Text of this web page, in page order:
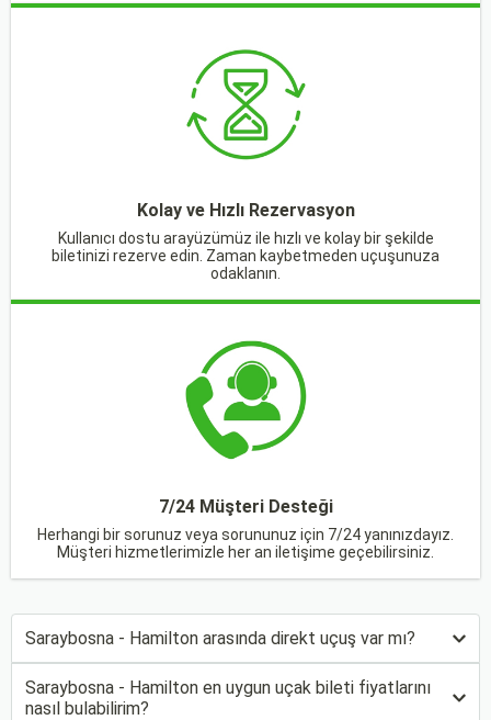
Kolay ve Hızlı Rezervasyon
Kullanıcı dostu arayüzümüz ile hızlı ve kolay bir şekilde
biletinizi rezerve edin. Zaman kaybetmeden uçuşunuza
odaklanın.
7/24 Müşteri Desteği
Herhangi bir sorunuz veya sorununuz için 7/24 yanınızdayız.
Müşteri hizmetlerimizle her an iletişime geçebilirsiniz.
Saraybosna - Hamilton arasında direkt uçuş var mı?
Saraybosna - Hamilton en uygun uçak bileti fiyatlarını
nasıl bulabilirim?